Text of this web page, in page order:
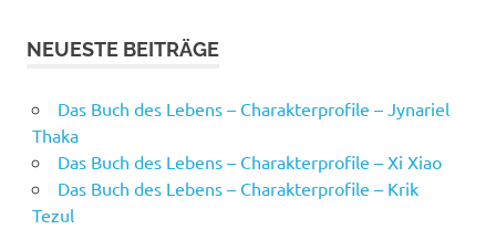
NEUESTE BEITRÄGE
Das Buch des Lebens – Charakterprofile – Jynariel
Thaka
Das Buch des Lebens – Charakterprofile – Xi Xiao
Das Buch des Lebens – Charakterprofile – Krik
Tezul